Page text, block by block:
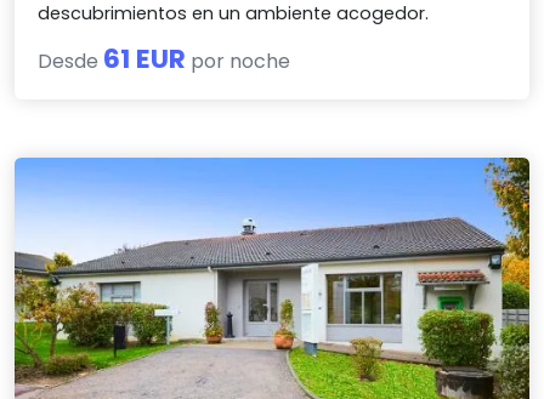
descubrimientos en un ambiente acogedor.
Desde 61 EUR por noche